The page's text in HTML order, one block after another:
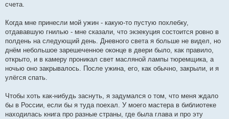
счета.
Когда мне принесли мой ужин - какую-то пустую похлебку,
отдававшую гнилью - мне сказали, что экзекуция состоится ровно в
полдень на следующий день. Дневного света я больше не видел, но
днём небольшое зарешеченное оконце в двери было, как правило,
открыто, и в камеру проникал свет масляной лампы тюремщика, а
ночью оно закрывалось. После ужина, его, как обычно, закрыли, и я
улёгся спать.
Чтобы хоть как-нибудь заснуть, я задумался о том, что меня ждало
бы в России, если бы я туда поехал. У моего мастера в библиотеке
находилась книга про разные страны, где была глава и про эту